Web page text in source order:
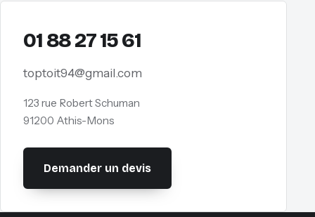
01 88 27 15 61
toptoit94@gmail.com
123 rue Robert Schuman
91200 Athis-Mons
Demander un devis